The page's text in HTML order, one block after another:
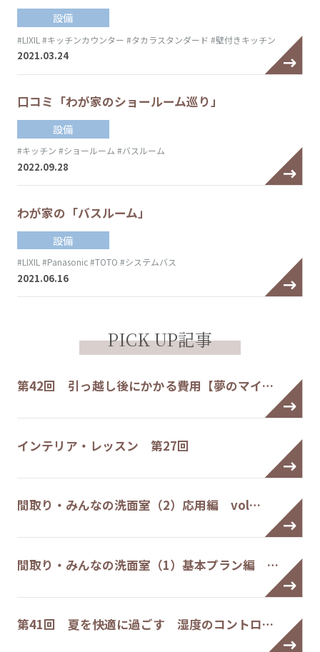
設備
#LIXIL #キッチンカウンター #タカラスタンダード #壁付きキッチン
2021.03.24
口コミ「わが家のショールーム巡り」
設備
#キッチン #ショールーム #バスルーム
2022.09.28
わが家の「バスルーム」
設備
#LIXIL #Panasonic#TOTO #システムバス
2021.06.16
PICK UP記事
第42回 引っ越し後にかかる費用【夢のマイ…
インテリア・レッスン 第27回
間取り・みんなの洗面室（2）応用編 vol…
間取り・みんなの洗面室（1）基本プラン編 …
第41回 夏を快適に過ごす 湿度のコントロ…